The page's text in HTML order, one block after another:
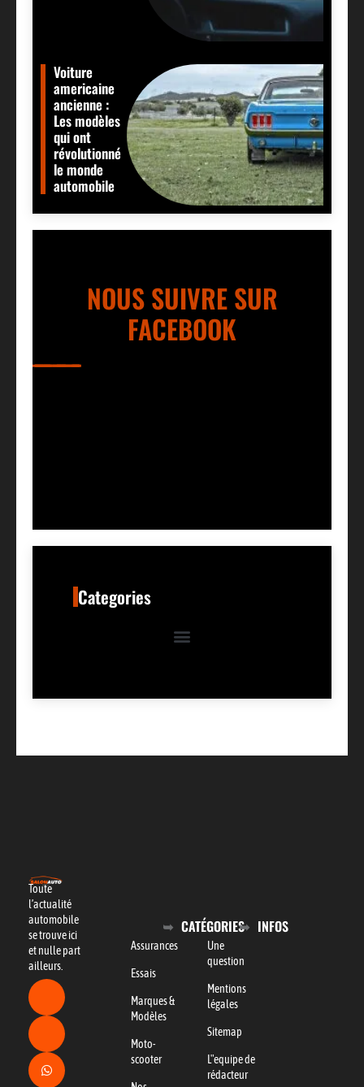
Voiture
americaine
ancienne :
Les modèles
qui ont
révolutionné
le monde
automobile
NOUS SUIVRE SUR
FACEBOOK
Categories
Toute
l’actualité
automobile
se trouve ici
et nulle part
ailleurs.
CATÉGORIES
Assurances
Essais
Marques &
Modèles
Moto-
scooter
INFOS
Une
question
Mentions
légales
Sitemap
L"equipe de
rédacteur